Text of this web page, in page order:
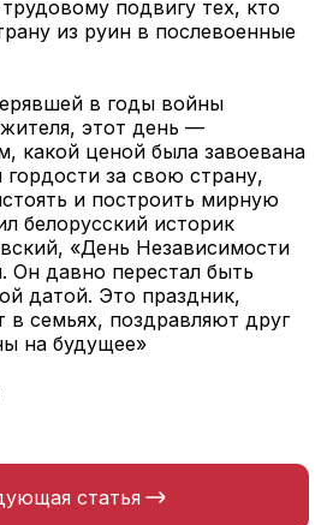
подвигу тех, кто
из руин в послевоенные
в годы войны
этот день —
какой ценой была завоевана
за свою страну,
и построить мирную
белорусский историк
«День Независимости
Он давно перестал быть
датой. Это праздник,
семьях, поздравляют друг
на будущее»
статья